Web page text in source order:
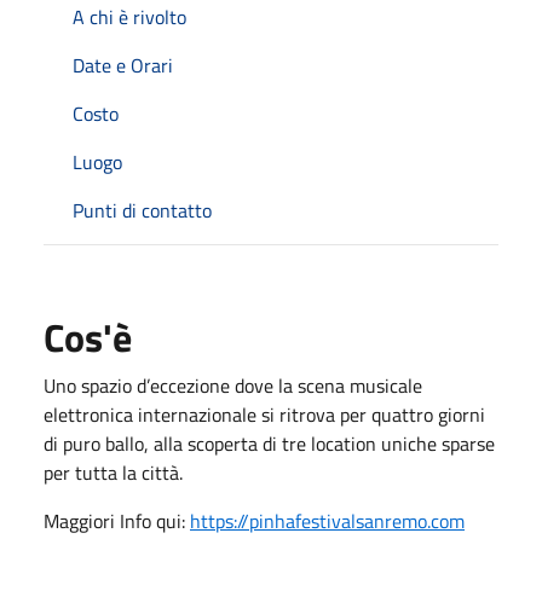
A chi è rivolto
Date e Orari
Costo
Luogo
Punti di contatto
Cos'è
Uno spazio d’eccezione dove la scena musicale
elettronica internazionale si ritrova per quattro giorni
di puro ballo, alla scoperta di tre location uniche sparse
per tutta la città.
Maggiori Info qui: https://pinhafestivalsanremo.com